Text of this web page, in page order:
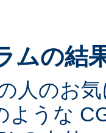
ムの結
人のお
ような